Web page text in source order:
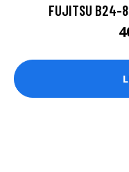
FUJITSU B24-8